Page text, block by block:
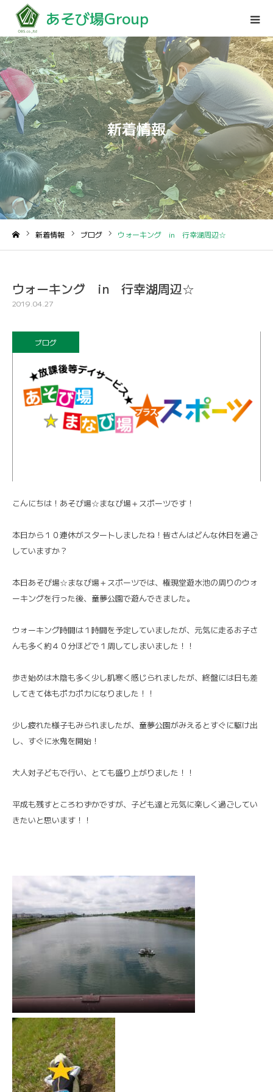
あそび場Group
新着情報
新着情報 ブログ ウォーキング in 行幸湖周辺☆
ウォーキング in 行幸湖周辺☆
2019.04.27
ブログ
こんにちは！あそび場☆まなび場＋スポーツです！
本日から１０連休がスタートしましたね！皆さんはどんな休日を過ご
していますか？
本日あそび場☆まなび場＋スポーツでは、権現堂遊水池の周りのウォ
ーキングを行った後、童夢公園で遊んできました。
ウォーキング時間は１時間を予定していましたが、元気に走るお子さ
んも多く約４０分ほどで１周してしまいました！！
歩き始めは木陰も多く少し肌寒く感じられましたが、終盤には日も差
してきて体もポカポカになりました！！
少し疲れた様子もみられましたが、童夢公園がみえるとすぐに駆け出
し、すぐに氷鬼を開始！
大人対子どもで行い、とても盛り上がりました！！
平成も残すところわずかですが、子ども達と元気に楽しく過ごしてい
きたいと思います！！